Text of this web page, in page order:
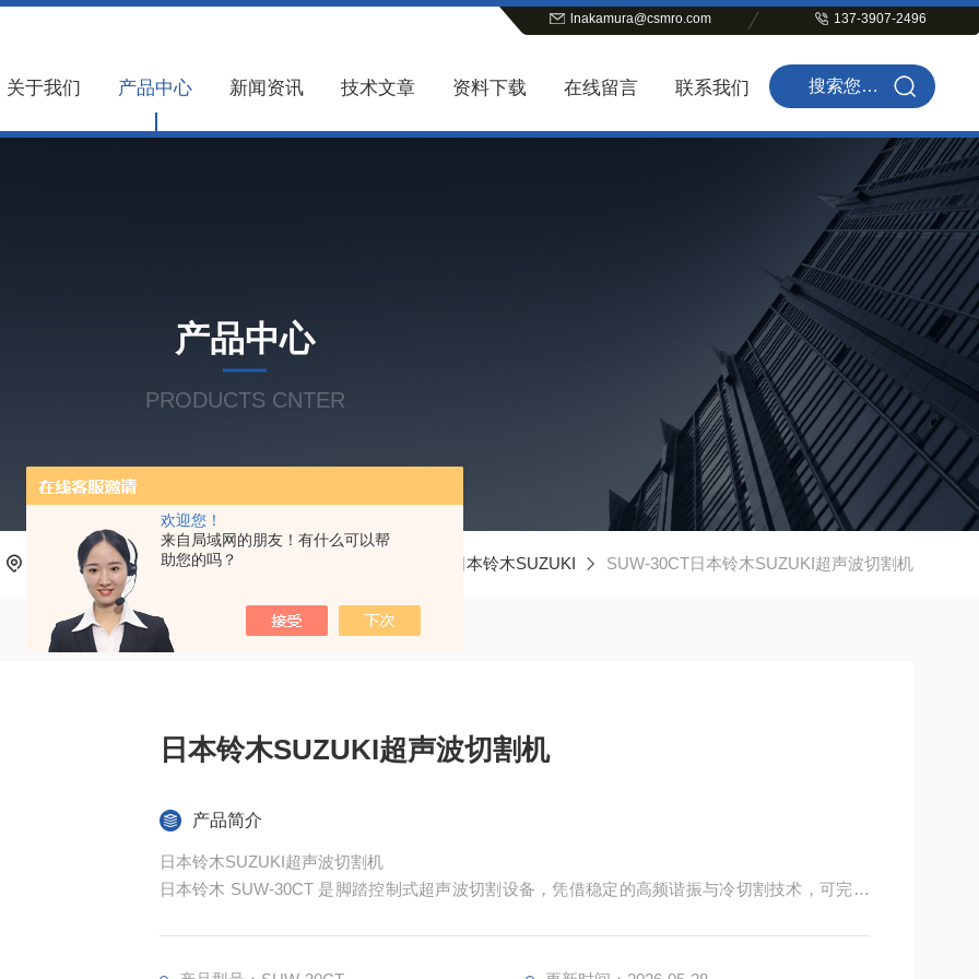
欢迎您！
来自局域网的朋友！有什么可以帮
助您的吗？
lnakamura@csmro.com 137-3907-2496
关于我们 产品中心 新闻资讯 技术文章 资料下载 在线留言 联系我们
产品中心
PRODUCTS CNTER
当前位置：首页 产品中心 日本铃木SUZUKI SUW-30CT日本铃木SUZUKI超声波切割机
日本铃木SUZUKI超声波切割机
产品简介
日本铃木SUZUKI超声波切割机
日本铃木 SUW-30CT 是脚踏控制式超声波切割设备，凭借稳定的高频谐振与冷切割技术，可完成